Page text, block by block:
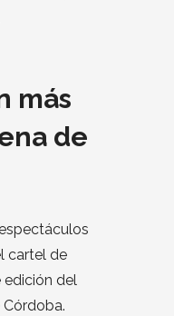
más
de
cartel de
edición del
Córdoba.